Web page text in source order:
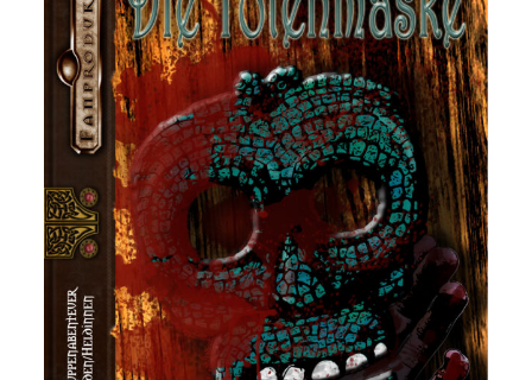
DSA – Die Totenmaske